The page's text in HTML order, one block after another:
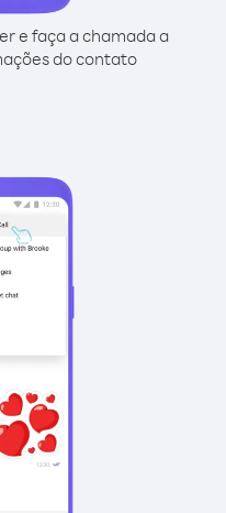
e faça a chamada a
do contato